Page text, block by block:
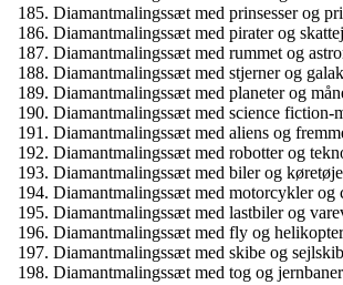
Diamantmalingssæt med prinsesser og
Diamantmalingssæt med pirater og
Diamantmalingssæt med rummet og
Diamantmalingssæt med stjerner og
Diamantmalingssæt med planeter og
Diamantmalingssæt med science fiction-
Diamantmalingssæt med aliens og
Diamantmalingssæt med robotter og
Diamantmalingssæt med biler og
Diamantmalingssæt med motorcykler og
Diamantmalingssæt med lastbiler og
Diamantmalingssæt med fly og
Diamantmalingssæt med skibe og
Diamantmalingssæt med tog og jernbaner